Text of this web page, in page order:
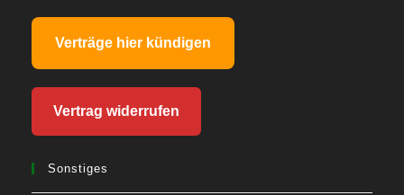
Verträge hier kündigen
Vertrag widerrufen
Sonstiges